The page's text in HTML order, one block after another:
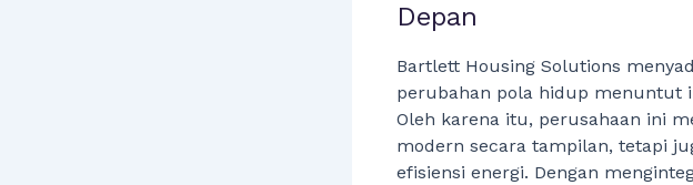
Depan
Bartlett Housing Solutions
perubahan pola hidup menuntut
Oleh karena itu, perusahaan ini
modern secara tampilan, tetapi
efisiensi energi. Dengan